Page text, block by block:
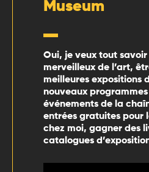
Museum
Oui, je veux tout savoir
merveilleux de l’art,
meilleures expositions
nouveaux
événements de la
entrées gratuites pour
chez moi, gagner des
catalogues